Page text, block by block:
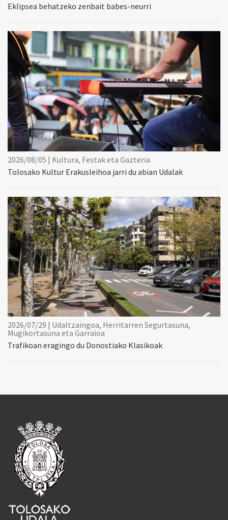
Eklipsea behatzeko zenbait babes-neurri
2026/08/05 | Kultura, Festak eta Gazteria
Tolosako Kultur Erakusleihoa jarri du abian Udalak
2026/07/29 | Udaltzaingoa, Herritarren Segurtasuna,
Mugikortasuna eta Garraioa
Trafikoan eragingo du Donostiako Klasikoak